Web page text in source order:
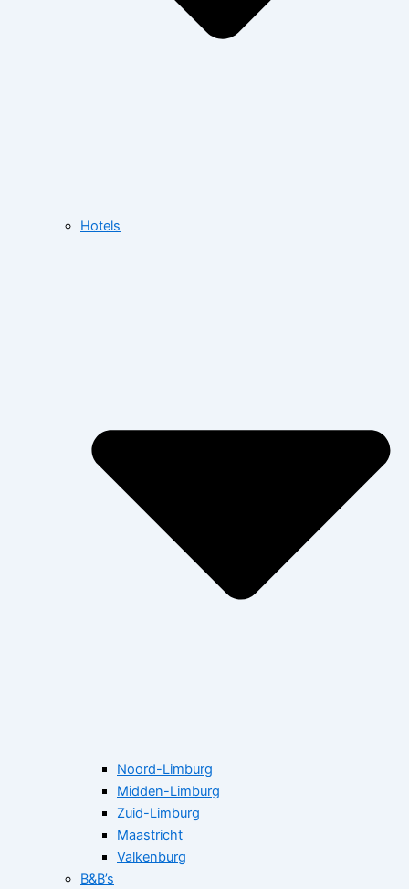
Hotels
Noord-Limburg
Midden-Limburg
Zuid-Limburg
Maastricht
Valkenburg
B&B’s